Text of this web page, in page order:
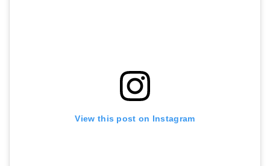
View this post on Instagram